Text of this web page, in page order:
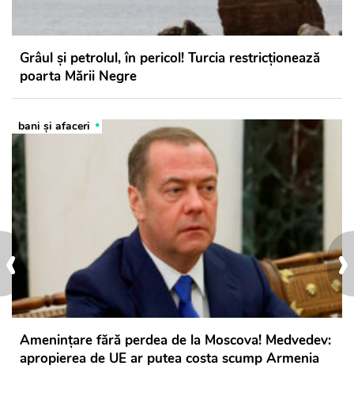
›
‹
Grâul și petrolul, în pericol! Turcia restricționează
poarta Mării Negre
bani și afaceri
Amenințare fără perdea de la Moscova! Medvedev:
apropierea de UE ar putea costa scump Armenia